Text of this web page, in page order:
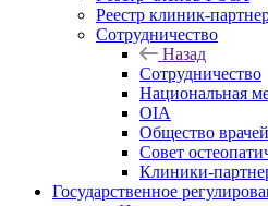
Реестр клиник-
Сотрудничество
Назад
Сотрудничество
Национальная
OIA
Общество
Совет
Клиники-
Государственное